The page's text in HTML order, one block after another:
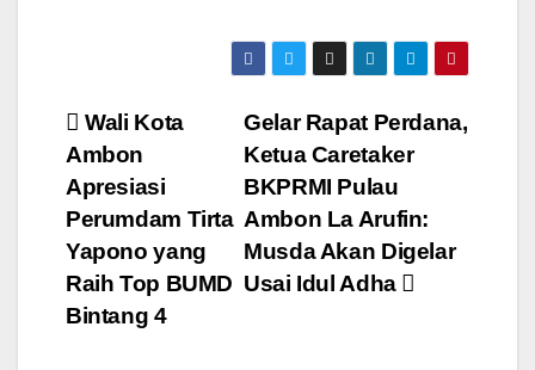
Navigasi
pos
Gelar Rapat Perdana,
Ketua Caretaker
BKPRMI Pulau
Ambon La Arufin:
Musda Akan Digelar
Usai Idul Adha
Wali Kota
Ambon
Apresiasi
Perumdam Tirta
Yapono yang
Raih Top BUMD
Bintang 4